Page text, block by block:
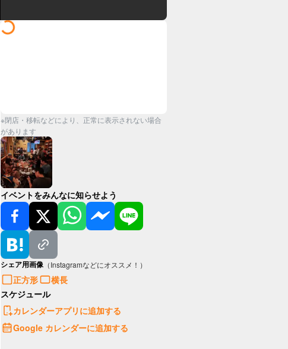
※閉店・移転などにより、正常に表示されない場合
があります
イベントをみんなに知らせよう
シェア用画像 （Instagramなどにオススメ！）
正方形
横長
スケジュール
カレンダーアプリに追加する
Google カレンダーに追加する